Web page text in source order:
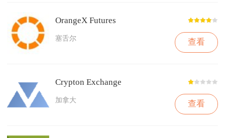
OrangeX Futures
塞舌尔 查看
Crypton Exchange
加拿大 查看